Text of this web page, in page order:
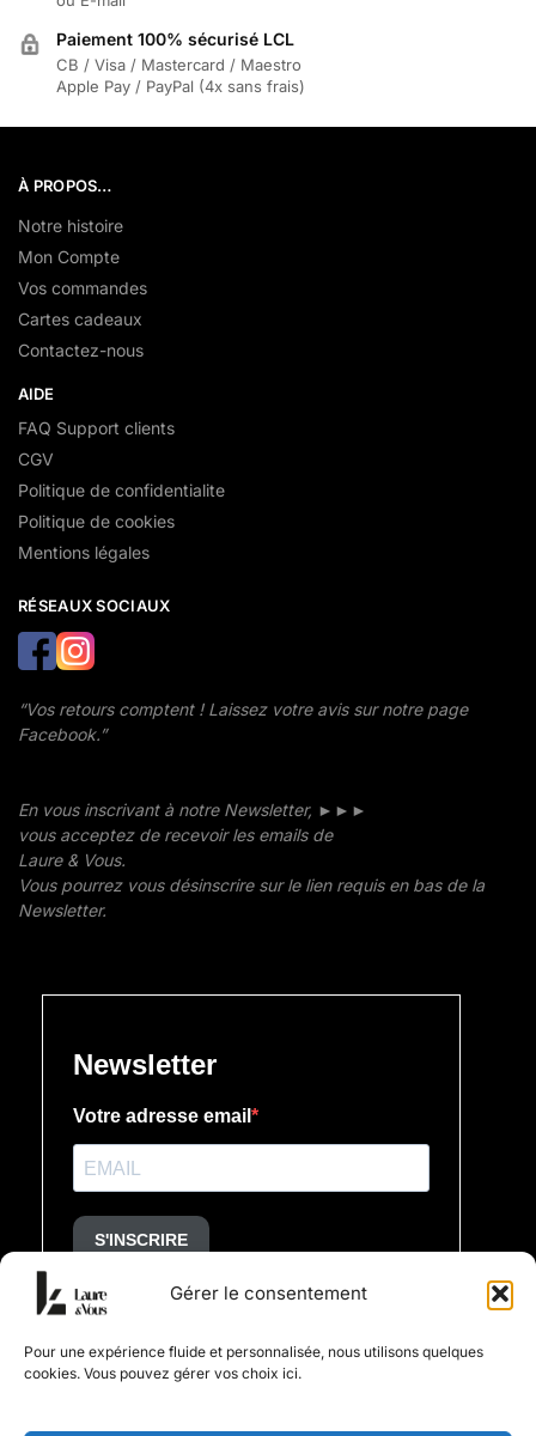
Gérer le consentement
Pour une expérience fluide et personnalisée, nous utilisons quelques
cookies. Vous pouvez gérer vos choix ici.
Paiement 100% sécurisé LCL
CB / Visa / Mastercard / Maestro
Apple Pay / PayPal (4x sans frais)
À PROPOS…
Notre histoire
Mon Compte
Vos commandes
Cartes cadeaux
Contactez-nous
AIDE
FAQ Support clients
CGV
Politique de confidentialite
Politique de cookies
Mentions légales
RÉSEAUX SOCIAUX
“Vos retours comptent ! Laissez votre avis sur notre page
Facebook.”
En vous inscrivant à notre Newsletter, ►►►
vous acceptez de recevoir les emails de
Laure & Vous.
Vous pourrez vous désinscrire sur le lien requis en bas de la
Newsletter.